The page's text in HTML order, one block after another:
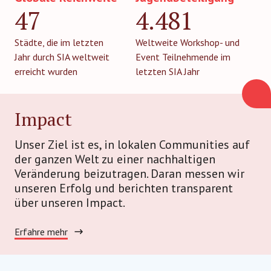
47
Städte, die im letzten
Jahr durch SIA weltweit
erreicht wurden
4.481
Weltweite Workshop- und
Event Teilnehmende im
letzten SIA Jahr
Impact
Unser Ziel ist es, in lokalen Communities auf
der ganzen Welt zu einer nachhaltigen
Veränderung beizutragen. Daran messen wir
unseren Erfolg und berichten transparent
über unseren Impact.
Erfahre mehr